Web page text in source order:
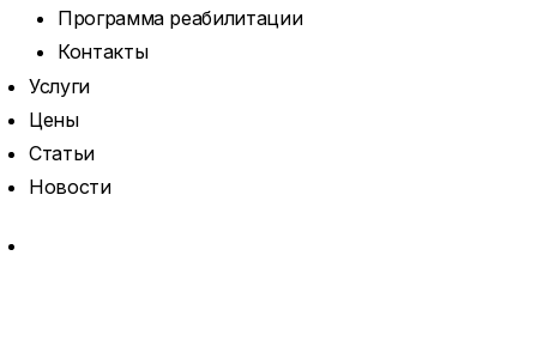
Программа реабилитации
Контакты
Услуги
Цены
Статьи
Новости